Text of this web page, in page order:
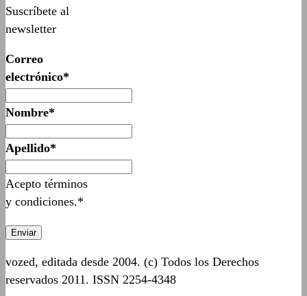
Suscríbete al
newsletter
Correo
electrónico*
Nombre*
Apellido*
Acepto términos
y condiciones.*
vozed, editada desde 2004. (c) Todos los Derechos
reservados 2011. ISSN 2254-4348